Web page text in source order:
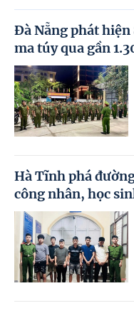
Đà Nẵng phát
ma túy qua gần
Hà Tĩnh phá
công nhân, học